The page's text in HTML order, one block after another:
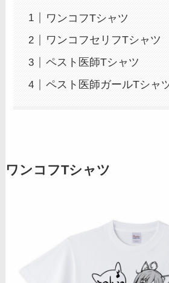
ワンコフTシャツ
ワンコフセリフTシャツ
ペスト医師Tシャツ
ペスト医師ガールTシャ
ワンコフTシャツ